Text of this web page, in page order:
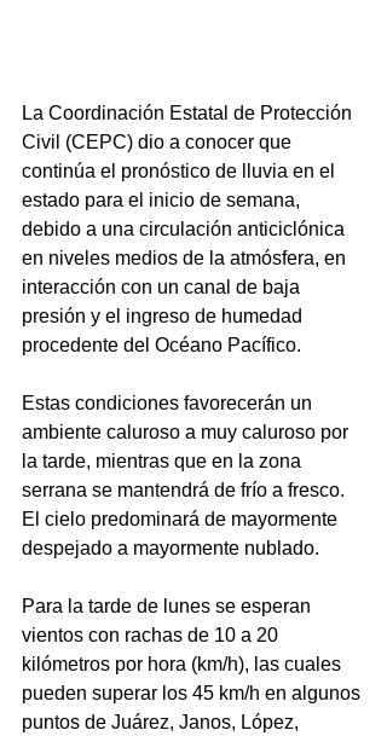
La Coordinación Estatal de Protección
Civil (CEPC) dio a conocer que
continúa el pronóstico de lluvia en el
estado para el inicio de semana,
debido a una circulación anticiclónica
en niveles medios de la atmósfera, en
interacción con un canal de baja
presión y el ingreso de humedad
procedente del Océano Pacífico.
Estas condiciones favorecerán un
ambiente caluroso a muy caluroso por
la tarde, mientras que en la zona
serrana se mantendrá de frío a fresco.
El cielo predominará de mayormente
despejado a mayormente nublado.
Para la tarde de lunes se esperan
vientos con rachas de 10 a 20
kilómetros por hora (km/h), las cuales
pueden superar los 45 km/h en algunos
puntos de Juárez, Janos, López,